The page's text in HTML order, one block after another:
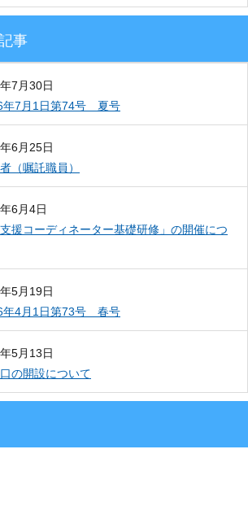
事
7月30日
年7月1日第74号 夏号
6月25日
（嘱託職員）
6月4日
援コーディネーター基礎研修」の開催につ
5月19日
年4月1日第73号 春号
5月13日
の開設について